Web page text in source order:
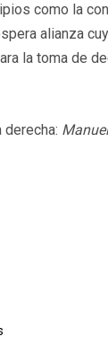
como la
alianza
la toma de